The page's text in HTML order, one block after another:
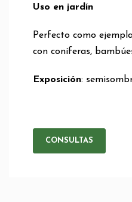
Uso en jardín
Perfecto como
con coníferas,
Exposición:
CONSULTAS